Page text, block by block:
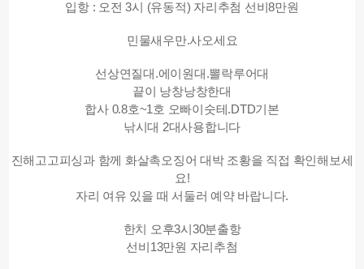
입항 : 오전 3시 (유동적) 자리추첨 선비8만원
민물새우만.사오세요
선상연질대.에이원대.뽈락루어대
끝이 낭창낭창한대
합사 0.8호~1호 오빠이숫테.DTD기본
낚시대 2대사용합니다
진해고고피싱과 함께 화살촉오징어 대박 조황을 직접 확인해보세
요!
자리 여유 있을 때 서둘러 예약 바랍니다.
한치 오후3시30분출항
선비13만원 자리추첨